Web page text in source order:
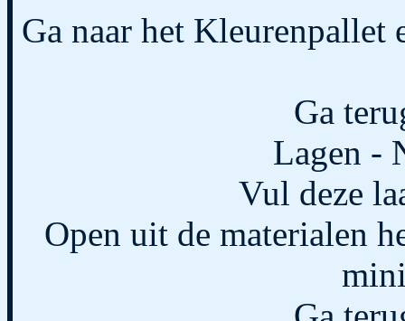
Ga naar het Kleurenpallet
Ga
Lagen -
Vul deze
Open uit de materialen